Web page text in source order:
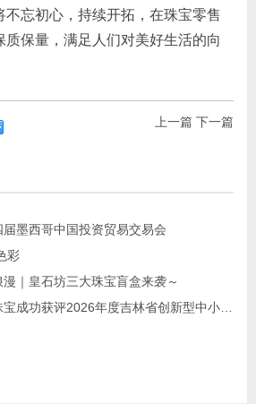
不忘初心，持续开拓，在珠宝零售
质保量，满足人们对美好生活的向
上一篇 下一篇
墨西哥中国投资贸易交易会
彩
｜皇石坊三大珠宝盲盒来袭～